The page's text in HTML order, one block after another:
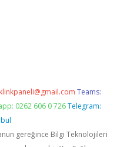
Teams:
0262 606 0 726 Telegram:
gereğince Bilgi Teknolojileri